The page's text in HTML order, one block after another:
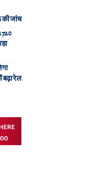
की जांच
बढ़ा रेल